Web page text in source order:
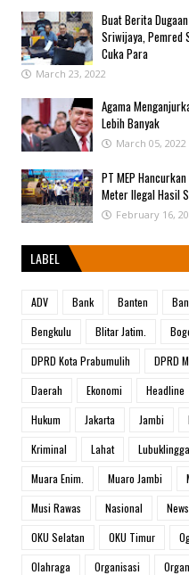
Buat Berita
Sriwijaya, Pemred
Cuka Para
March 23, 2022
Agama
Lebih Banyak
March 05, 2022
PT MEP
Meter Ilegal Hasil
February 16,
LABEL
ADV Bank Banten
Bengkulu
Blitar Jatim.
DPRD Kota Prabumulih
DPRD
Daerah
Ekonomi Headline
Hukum
Jakarta Jambi
Kriminal
Lahat
Muara Enim.
Muaro Jambi
Musi Rawas
Nasional News
OKU Selatan
OKU Timur
Olahraga
Organisasi